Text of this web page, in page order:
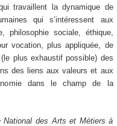
travaillent la dynamique de
qui s’intéressent aux
philosophie sociale, éthique,
vocation, plus appliquée, de
(le plus exhaustif possible) des
des liens aux valeurs et aux
dans le champ de la
National des Arts et Métiers à